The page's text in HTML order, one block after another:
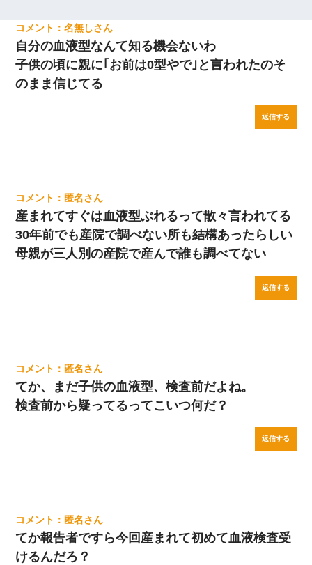
名無し
自分の血液型なんて知る機会ないわ
子供の頃に親に｢お前は0型やで｣と言われたのそ
のまま信じてる
返信する
匿名
産まれてすぐは血液型ぶれるって散々言われてる
30年前でも産院で調べない所も結構あったらしい
母親が三人別の産院で産んで誰も調べてない
返信する
匿名
てか、まだ子供の血液型、検査前だよね。
検査前から疑ってるってこいつ何だ？
返信する
匿名
てか報告者ですら今回産まれて初めて血液検査受
けるんだろ？